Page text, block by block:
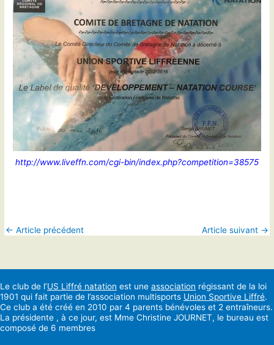
http://www.liveffn.com/cgi-bin/index.php?competition=38575
← Article précédent Article suivant →
Le club de l’US Liffré natation est une association régissant de la loi
1901 qui fait partie de l’association multisports Union Sportive Liffré.
Ce club a été créé en 2010 par 4 parents bénévoles et 2 entraîneurs.
La présidente , à ce jour, est Mme Christine JOURNET, le bureau est
composé de 6 membres